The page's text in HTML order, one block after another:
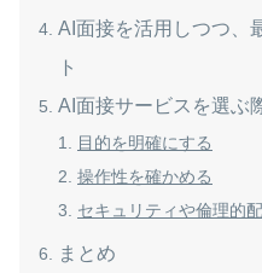
AI面接を活用しつつ、
ト
AI面接サービスを選ぶ
目的を明確にする
操作性を確かめる
セキュリティや倫理的
まとめ